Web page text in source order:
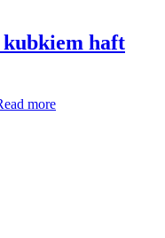
haft
more